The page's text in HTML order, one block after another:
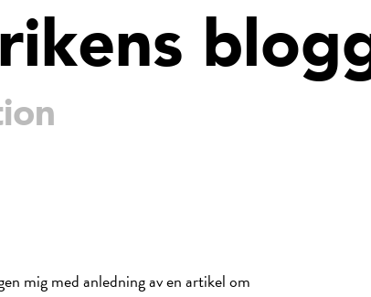
mig med anledning av en artikel om